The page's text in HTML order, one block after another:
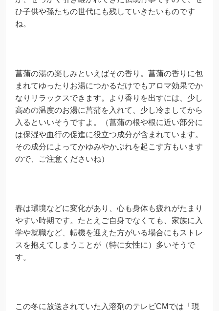
ひ子供や孫たちの世代にも残していきたいものです
ね。
菖蒲の湯の楽しみといえばその香り。菖蒲の香りに包
まれてゆったりお湯につかるだけでもアロマ効果でか
なりリラックスできます。より香りを出すには、少し
高めの温度のお湯に菖蒲を入れて、少し冷ましてから
入るといいそうですよ。（菖蒲の根や根に近い部分に
は保湿や血行の促進に役立つ成分が含まれています。
その成分によってかゆみやかぶれを起こす方もいます
ので、ご注意くださいね）
春は環境などに変化があり、心も身体も疲れがたまり
やすい時期です。たとえご自身でなくても、家族に入
学や就職など、転機を迎えた方がいる場合にもストレ
スを抱えてしまうことが（特に女性に）多いそうで
す。
この冬に放送されていた入溶剤のテレビCMでは「現